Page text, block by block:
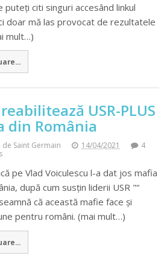
puteţi citi singuri accesând linkul
doar mă las provocat de rezultatele
mult…)
USR-PLUS
din România
de Saint Germain 14/04/2021
4
pe Vlad Voiculescu l-a dat jos mafia
după cum susțin liderii USR "“
că această mafie face și
pentru români. (mai mult…)